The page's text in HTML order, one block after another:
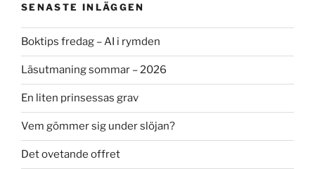
SENASTE INLÄGGEN
Boktips fredag – AI i rymden
Läsutmaning sommar – 2026
En liten prinsessas grav
Vem gömmer sig under slöjan?
Det ovetande offret